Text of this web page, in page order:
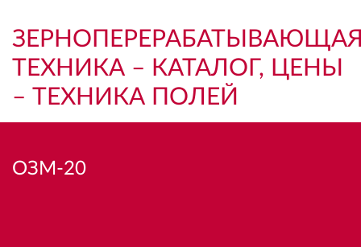
ТЕХНИКА – КАТАЛОГ, ЦЕНЫ
– ТЕХНИКА ПОЛЕЙ
ОЗМ-20